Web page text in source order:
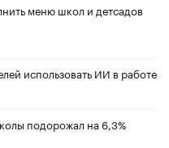
меню школ и детсадов
использовать ИИ в работе
подорожал на 6,3%